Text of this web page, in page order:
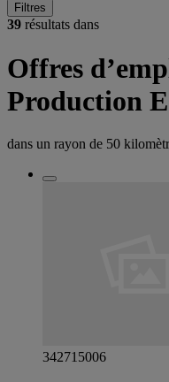
Filtres
39 résultats dans
Offres
Production
dans un rayon de 50
342715006